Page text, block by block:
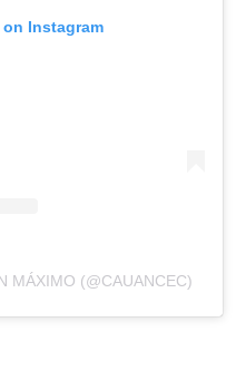
Instagram
MÁXIMO (@CAUANCEC)